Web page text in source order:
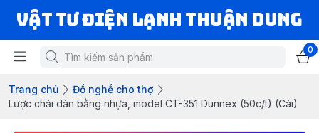
VẬT TƯ ĐIỆN LẠNH THUẬN DUNG
0
Trang chủ
Đồ nghề cho thợ
Lược chải dàn bằng nhựa, model CT-351 Dunnex (50c/t) (Cái)